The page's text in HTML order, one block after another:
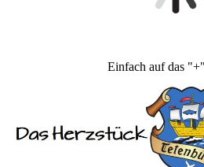
Einfach auf das